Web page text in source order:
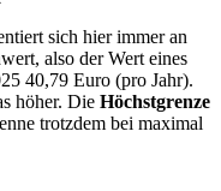
sich hier immer an
also der Wert eines
40,79 Euro (pro Jahr).
höher. Die Höchstgrenze
trotzdem bei maximal